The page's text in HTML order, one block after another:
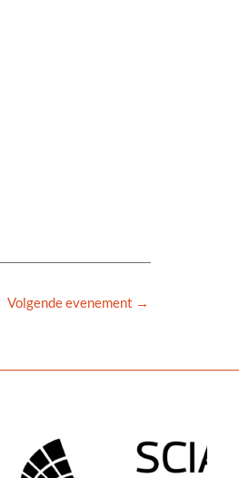
Volgende evenement →